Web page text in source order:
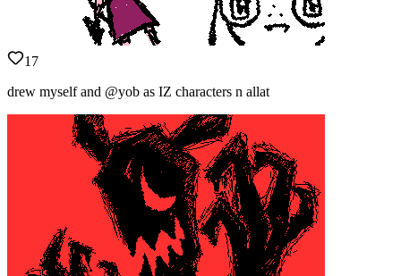
17
drew myself and @yob as IZ characters n allat